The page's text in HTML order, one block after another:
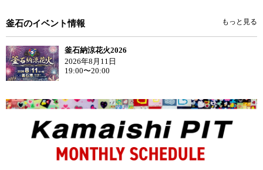
釜石のイベント情報 もっと見る
釜石納涼花火2026
2026年8月11日
19:00〜20:00